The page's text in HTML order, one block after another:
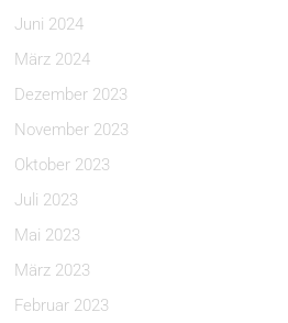
Juni 2024
März 2024
Dezember 2023
November 2023
Oktober 2023
Juli 2023
Mai 2023
März 2023
Februar 2023